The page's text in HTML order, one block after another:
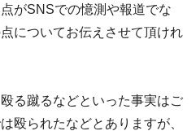
がSNSでの憶測や報道でな
についてお伝えさせて頂けれ
る蹴るなどといった事実はご
殴られたなどとありますが、